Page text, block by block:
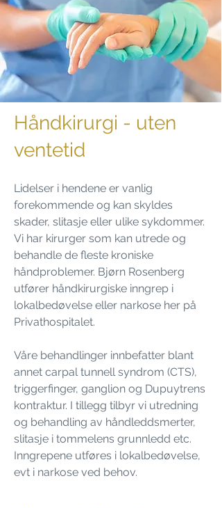
Håndkirurgi - uten
ventetid
Lidelser i hendene er vanlig
forekommende og kan skyldes
skader, slitasje eller ulike sykdommer.
Vi har kirurger som kan utrede og
behandle de fleste kroniske
håndproblemer. Bjørn Rosenberg
utfører håndkirurgiske inngrep i
lokalbedøvelse eller narkose her på
Privathospitalet.
Våre behandlinger innbefatter blant
annet carpal tunnell syndrom (CTS),
triggerfinger, ganglion og Dupuytrens
kontraktur. I tillegg tilbyr vi utredning
og behandling av håndleddsmerter,
slitasje i tommelens grunnledd etc.
Inngrepene utføres i lokalbedøvelse,
evt i narkose ved behov.